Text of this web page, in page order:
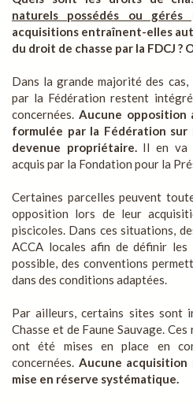
naturels possédés ou gérés
acquisitions entraînent-elles
du droit de chasse par la FDCJ ?
Dans la grande majorité des
par la Fédération restent
concernées. Aucune opposition
formulée par la Fédération
devenue propriétaire.Il en va
acquis par la Fondation pour la
Certaines parcelles peuvent
opposition lors de leur
piscicoles. Dans ces situations,
ACCA locales afin de définir
possible, des conventions
dans des conditions adaptées.
Par ailleurs, certains sites sont
Chasse et de Faune Sauvage.
ont été mises en place en
concernées. Aucune acquisition
mise en réserve systématique.